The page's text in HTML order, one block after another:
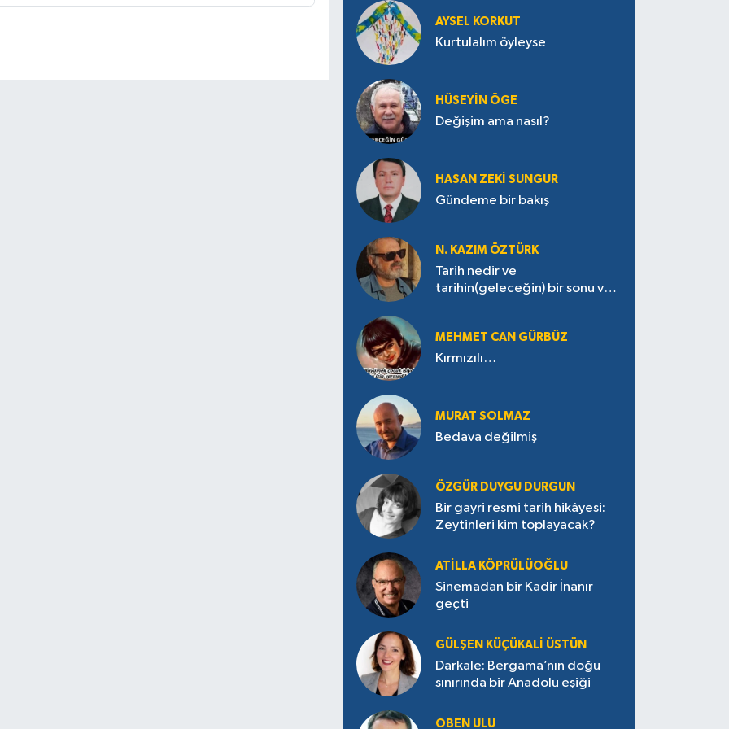
AYSEL KORKUT
Kurtulalım öyleyse
HÜSEYIN ÖGE
Değişim ama nasıl?
HASAN ZEKI SUNGUR
Gündeme bir bakış
N. KAZIM ÖZTÜRK
Tarih nedir ve
tarihin(geleceğin) bir sonu var
MEHMET CAN GÜRBÜZ
Kırmızılı…
MURAT SOLMAZ
Bedava değilmiş
ÖZGÜR DUYGU DURGUN
Bir gayri resmi tarih hikâyesi:
Zeytinleri kim toplayacak?
ATILLA KÖPRÜLÜOĞLU
Sinemadan bir Kadir İnanır
geçti
GÜLŞEN KÜÇÜKALI ÜSTÜN
Darkale: Bergama’nın doğu
sınırında bir Anadolu eşiği
OBEN ULU